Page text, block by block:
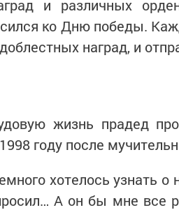
и различных
ко Дню победы.
наград, и
жизнь прадед
году после
хотелось узнать
А он бы мне все